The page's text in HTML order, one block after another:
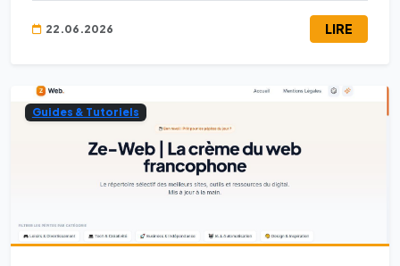
22.06.2026 LIRE
Guides & Tutoriels